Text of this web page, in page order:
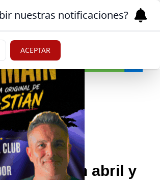
salarios
3,5% en abril y
nuestras notificaciones?
ACEPTAR